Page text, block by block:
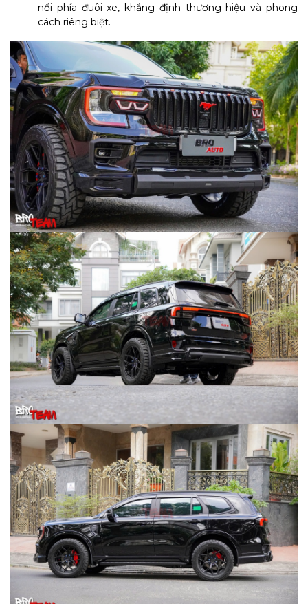
nổi phía đuôi xe, khẳng định thương hiệu và phong
cách riêng biệt.